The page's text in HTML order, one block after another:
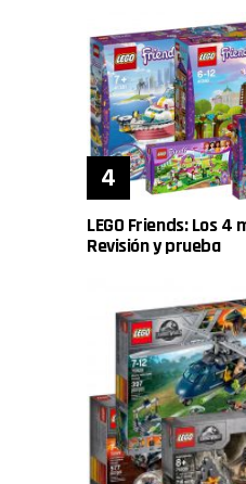
LEGO Friends: Los
Revisión y prueba